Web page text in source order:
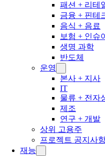
패션 + 리테
금융 + 핀테
음식 + 음료
보험 + 인슈
생명 과학
반도체
운영
본사 + 지사
IT
물류 + 전자
제조
연구 + 개발
상위 고용주
프로젝트 공지사
재능